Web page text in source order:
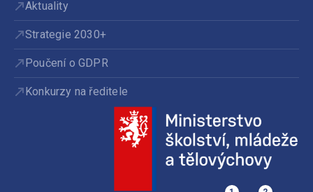
Aktuality
Strategie 2030+
Poučení o GDPR
Konkurzy na ředitele